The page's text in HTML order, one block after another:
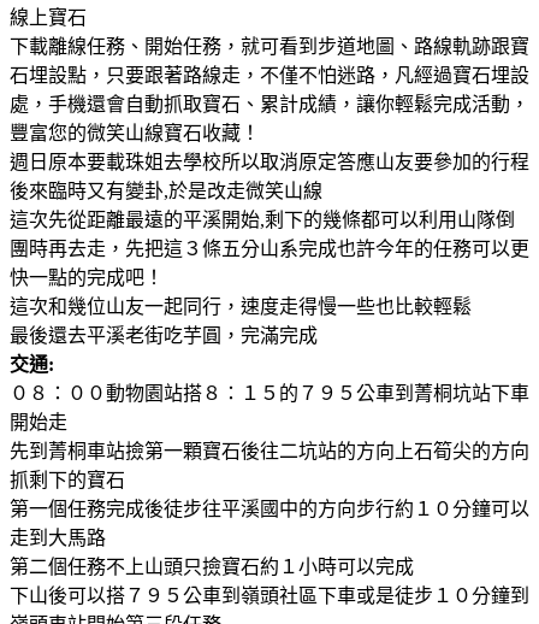
線上寶石
下載離線任務、開始任務，就可看到步道地圖、路線軌跡跟寶
石埋設點，只要跟著路線走，不僅不怕迷路，凡經過寶石埋設
處，手機還會自動抓取寶石、累計成績，讓你輕鬆完成活動，
豐富您的微笑山線寶石收藏！
週日原本要載珠姐去學校所以取消原定答應山友要參加的行程
後來臨時又有變卦,於是改走微笑山線
這次先從距離最遠的平溪開始,剩下的幾條都可以利用山隊倒
團時再去走，先把這３條五分山系完成也許今年的任務可以更
快一點的完成吧！
這次和幾位山友一起同行，速度走得慢一些也比較輕鬆
最後還去平溪老街吃芋圓，完滿完成
交通:
０８：００動物園站搭８：１５的７９５公車到菁桐坑站下車
開始走
先到菁桐車站撿第一顆寶石後往二坑站的方向上石筍尖的方向
抓剩下的寶石
第一個任務完成後徒步往平溪國中的方向步行約１０分鐘可以
走到大馬路
第二個任務不上山頭只撿寶石約１小時可以完成
下山後可以搭７９５公車到嶺頭社區下車或是徒步１０分鐘到